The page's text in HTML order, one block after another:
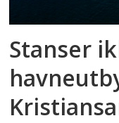
Stanser